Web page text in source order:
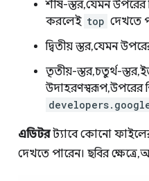
শীর্ষ-স্তর, যেমন উপরের
করলেই top দেখতে
দ্বিতীয় স্তর, যেমন
তৃতীয়-স্তর, চতুর্থ-স্তর,
উদাহরণস্বরূপ, উপরের
এডিটরট্যাবে কোনো
দেখতে পারেন। ছবির